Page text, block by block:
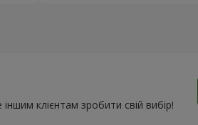
клієнтам зробити свій вибір!